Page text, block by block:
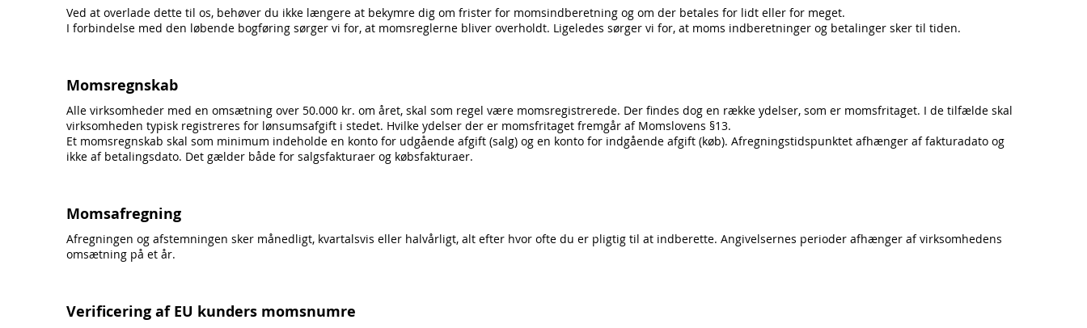
Ved at overlade dette til os, behøver du ikke længere at bekymre dig om frister for momsindberetning og om der betales for lidt eller for meget.
I forbindelse med den løbende bogføring sørger vi for, at momsreglerne bliver overholdt. Ligeledes sørger vi for, at moms indberetninger og betalinger sker til tiden.
Momsregnskab
Alle virksomheder med en omsætning over 50.000 kr. om året, skal som regel være momsregistrerede. Der findes dog en række ydelser, som er momsfritaget. I de tilfælde skal
virksomheden typisk registreres for lønsumsafgift i stedet. Hvilke ydelser der er momsfritaget fremgår af Momslovens §13.
Et momsregnskab skal som minimum indeholde en konto for udgående afgift (salg) og en konto for indgående afgift (køb). Afregningstidspunktet afhænger af fakturadato og
ikke af betalingsdato. Det gælder både for salgsfakturaer og købsfakturaer.
Momsafregning
Afregningen og afstemningen sker månedligt, kvartalsvis eller halvårligt, alt efter hvor ofte du er pligtig til at indberette. Angivelsernes perioder afhænger af virksomhedens
omsætning på et år.
Verificering af EU kunders momsnumre